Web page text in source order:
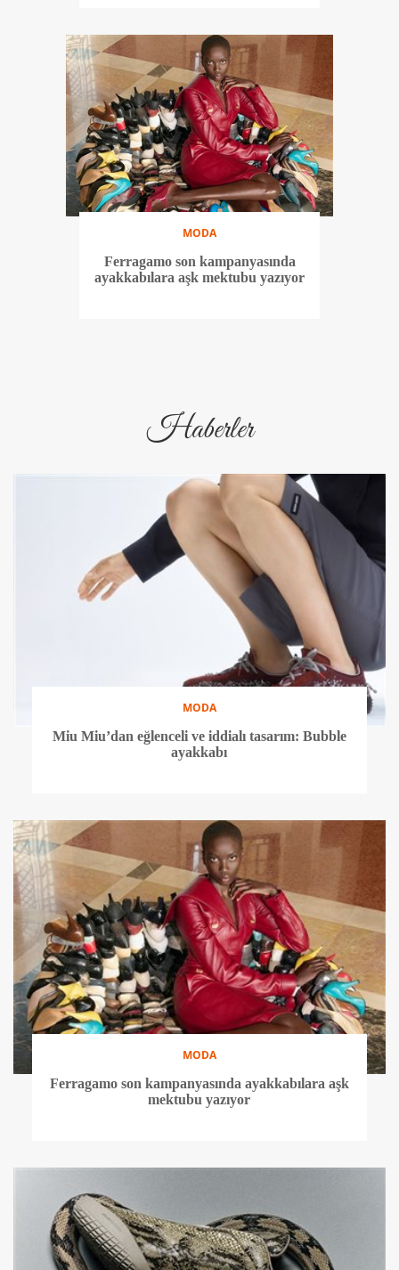
MODA
Ferragamo son kampanyasında
ayakkabılara aşk mektubu yazıyor
Haberler
MODA
Miu Miu’dan eğlenceli ve iddialı tasarım: Bubble
ayakkabı
MODA
Ferragamo son kampanyasında ayakkabılara aşk
mektubu yazıyor